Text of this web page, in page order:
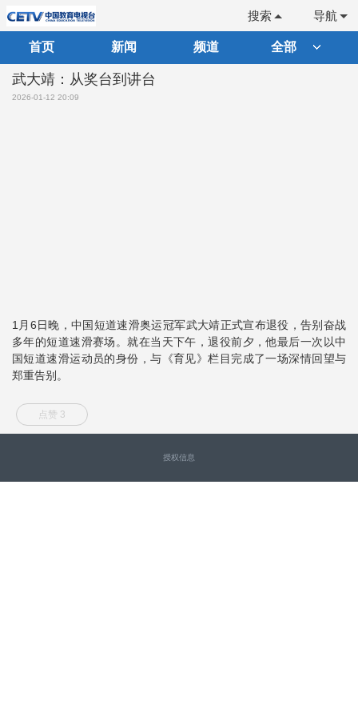
导航
搜索
首页 新闻 频道 全部
武大靖：从奖台到讲台
2026-01-12 20:09
1月6日晚，中国短道速滑奥运冠军武大靖正式宣布退役，告别奋战
多年的短道速滑赛场。就在当天下午，退役前夕，他最后一次以中
国短道速滑运动员的身份，与《育见》栏目完成了一场深情回望与
郑重告别。
点赞 3
授权信息